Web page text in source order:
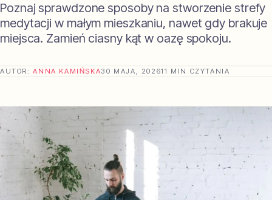
Poznaj sprawdzone sposoby na stworzenie strefy
medytacji w małym mieszkaniu, nawet gdy brakuje
miejsca. Zamień ciasny kąt w oazę spokoju.
AUTOR:ANNA KAMIŃSKA30 MAJA, 202611 MIN CZYTANIA